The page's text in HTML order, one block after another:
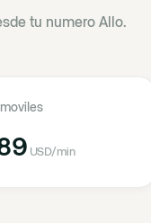
tu numero Allo.
USD/min